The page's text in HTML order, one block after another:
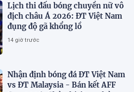
Lịch thi đấu bóng chuyền nữ vô
địch châu Á 2026: ĐT Việt Nam
đụng độ gã khổng lồ
14 giờ trước
Nhận định bóng đá ĐT Việt Nam
vs ĐT Malaysia - Bán kết AFF